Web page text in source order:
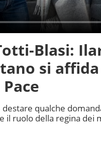
Blasi:
si
qualche
il ruolo della regina dei